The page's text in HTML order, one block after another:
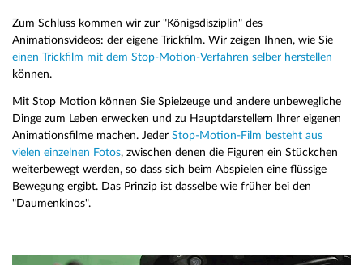
Zum Schluss kommen wir zur "Königsdisziplin" des
Animationsvideos: der eigene Trickfilm. Wir zeigen Ihnen, wie Sie
einen Trickfilm mit dem Stop-Motion-Verfahren selber herstellen
können.
Mit Stop Motion können Sie Spielzeuge und andere unbewegliche
Dinge zum Leben erwecken und zu Hauptdarstellern Ihrer eigenen
Animationsfilme machen. Jeder Stop-Motion-Film besteht aus
vielen einzelnen Fotos, zwischen denen die Figuren ein Stückchen
weiterbewegt werden, so dass sich beim Abspielen eine flüssige
Bewegung ergibt. Das Prinzip ist dasselbe wie früher bei den
"Daumenkinos".